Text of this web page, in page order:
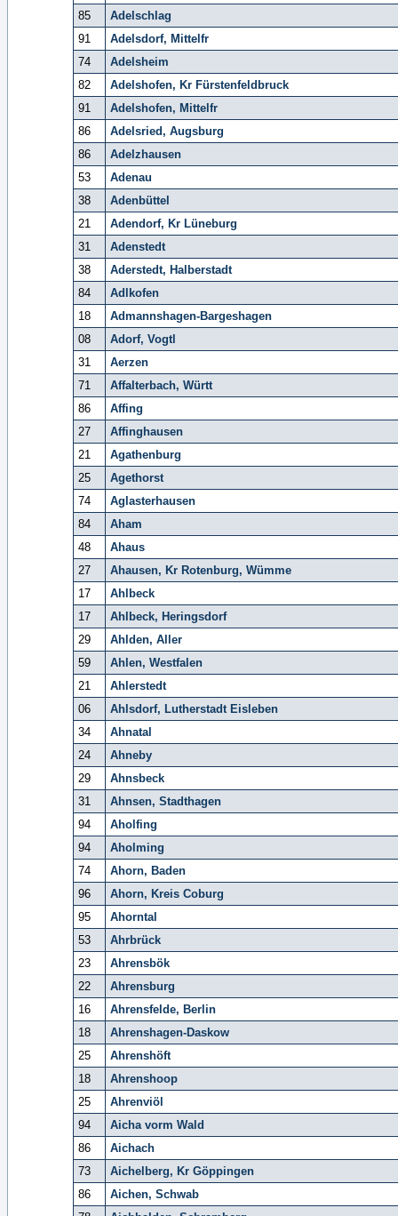
85
Adelschlag
91
Adelsdorf, Mittelfr
74
Adelsheim
82
Adelshofen, Kr Fürstenfeldbruck
91
Adelshofen, Mittelfr
86
Adelsried, Augsburg
86
Adelzhausen
53
Adenau
38
Adenbüttel
21
Adendorf, Kr Lüneburg
31
Adenstedt
38
Aderstedt, Halberstadt
84
Adlkofen
18
Admannshagen-Bargeshagen
08
Adorf, Vogtl
31
Aerzen
71
Affalterbach, Württ
86
Affing
27
Affinghausen
21
Agathenburg
25
Agethorst
74
Aglasterhausen
84
Aham
48
Ahaus
27
Ahausen, Kr Rotenburg, Wümme
17
Ahlbeck
17
Ahlbeck, Heringsdorf
29
Ahlden, Aller
59
Ahlen, Westfalen
21
Ahlerstedt
06
Ahlsdorf, Lutherstadt Eisleben
34
Ahnatal
24
Ahneby
29
Ahnsbeck
31
Ahnsen, Stadthagen
94
Aholfing
94
Aholming
74
Ahorn, Baden
96
Ahorn, Kreis Coburg
95
Ahorntal
53
Ahrbrück
23
Ahrensbök
22
Ahrensburg
16
Ahrensfelde, Berlin
18
Ahrenshagen-Daskow
25
Ahrenshöft
18
Ahrenshoop
25
Ahrenviöl
94
Aicha vorm Wald
86
Aichach
73
Aichelberg, Kr Göppingen
86
Aichen, Schwab